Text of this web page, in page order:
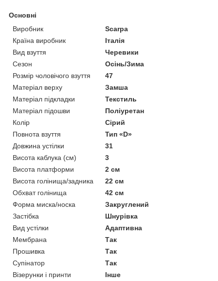
Основні
Виробник
Scarpa
Країна виробник
Італія
Вид взуття
Черевики
Сезон
Осінь/Зима
Розмір чоловічого взуття
47
Матеріал верху
Замша
Матеріал підкладки
Текстиль
Матеріал підошви
Поліуретан
Колір
Сірий
Повнота взуття
Тип «D»
Довжина устілки
31
Висота каблука (см)
3
Висота платформи
2 см
Висота голінища/задника
22 см
Обхват голінища
42 см
Форма миска/носка
Закруглений
Застібка
Шнурівка
Вид устілки
Адаптивна
Мембрана
Так
Прошивка
Так
Супінатор
Так
Візерунки і принти
Інше